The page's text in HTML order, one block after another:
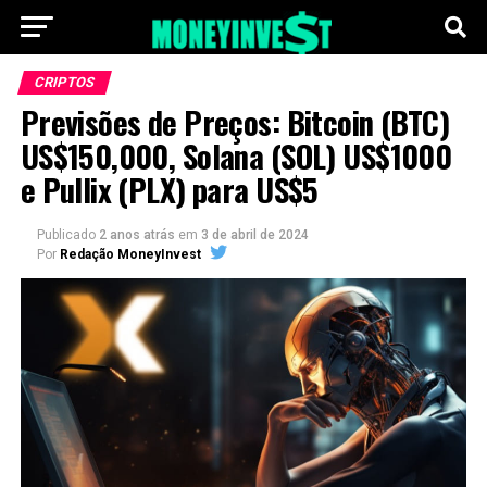
CRIPTOS
Previsões de Preços: Bitcoin (BTC)
US$150,000, Solana (SOL) US$1000
e Pullix (PLX) para US$5
Publicado 2 anos atrás em 3 de abril de 2024
Por Redação MoneyInvest